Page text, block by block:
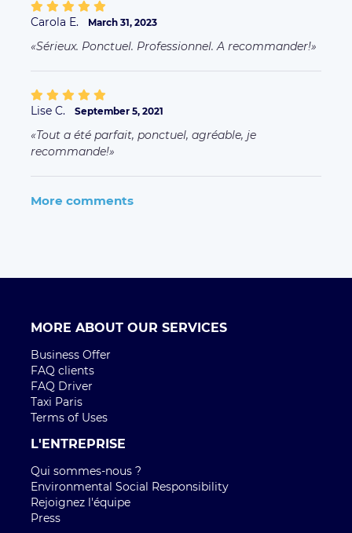
Carola E. March 31, 2023
Sérieux. Ponctuel. Professionnel. A recommander!
Lise C. September 5, 2021
Tout a été parfait, ponctuel, agréable, je
recommande!
More comments
MORE ABOUT OUR SERVICES
Business Offer
FAQ clients
FAQ Driver
Taxi Paris
Terms of Uses
L'ENTREPRISE
Qui sommes-nous ?
Environmental Social Responsibility
Rejoignez l'équipe
Press